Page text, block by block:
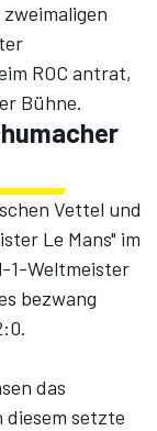
ROC antrat,
Bühne.
Vettel und
Le Mans" im
1-Weltmeister
bezwang
das
diesem setzte